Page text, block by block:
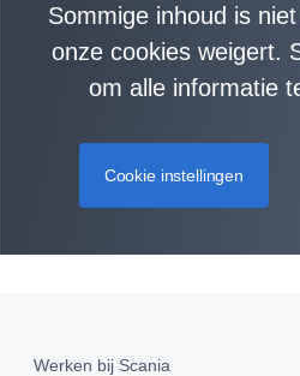
Sommige inhoud is
onze cookies weigert.
om alle informatie
Cookie instellingen
Werken bij Scania